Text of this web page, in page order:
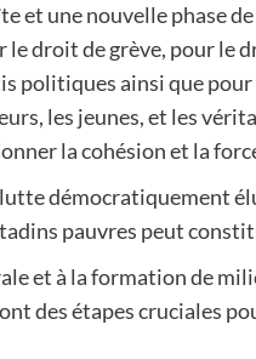
et une nouvelle phase
droit de grève, pour le
politiques ainsi que pour
les jeunes, et les
la cohésion et la
démocratiquement
pauvres peut
et à la formation de
des étapes cruciales